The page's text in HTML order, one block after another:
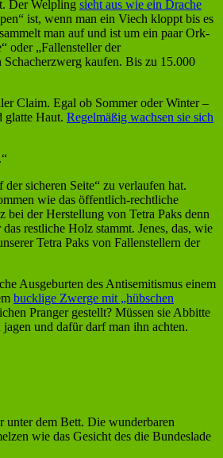
Der Welpling sieht aus wie ein Drache
ist, wenn man ein Viech kloppt bis es
man auf und ist um ein paar Ork-
oder „Fallensteller der
kaufen. Bis zu 15.000
Claim. Egal ob Sommer oder Winter –
glatte Haut. Regelmäßig wachsen sie sich
sicheren Seite“ zu verlaufen hat.
wie das öffentlich-rechtliche
bei der Herstellung von Tetra Paks denn
restliche Holz stammt. Jenes, das, wie
Tetra Paks von Fallenstellern der
Ausgeburten des Antisemitismus einem
bucklige Zwerge mit „hübschen
Pranger gestellt? Müssen sie Abbitte
und dafür darf man ihn achten.
unter dem Bett. Die wunderbaren
wie das Gesicht des die Bundeslade